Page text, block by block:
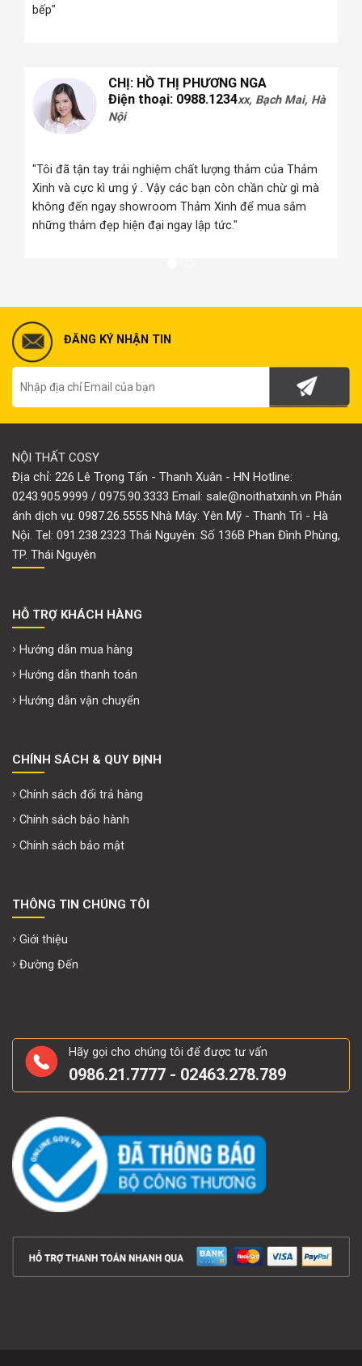
bếp"
CHỊ: HỒ THỊ PHƯƠNG NGA
Điện thoại: 0988.1234xx, Bạch Mai, Hà
Nội
"Tôi đã tận tay trải nghiệm chất lượng thảm của Thảm
Xinh và cực kì ưng ý . Vậy các bạn còn chần chừ gì mà
không đến ngay showroom Thảm Xinh để mua sắm
những thảm đẹp hiện đại ngay lập tức."
ĐĂNG KÝ NHẬN TIN
NỘI THẤT COSY
Địa chỉ: 226 Lê Trọng Tấn - Thanh Xuân - HN Hotline:
0243.905.9999 / 0975.90.3333 Email: sale@noithatxinh.vn Phản
ánh dịch vụ: 0987.26.5555 Nhà Máy: Yên Mỹ - Thanh Trì - Hà
Nội. Tel: 091.238.2323 Thái Nguyên: Số 136B Phan Đình Phùng,
TP. Thái Nguyên
HỖ TRỢ KHÁCH HÀNG
Hướng dẫn mua hàng
Hướng dẫn thanh toán
Hướng dẫn vận chuyển
CHÍNH SÁCH & QUY ĐỊNH
Chính sách đổi trả hàng
Chính sách bảo hành
Chính sách bảo mật
THÔNG TIN CHÚNG TÔI
Giới thiệu
Đường Đến
Hãy gọi cho chúng tôi để được tư vấn
0986.21.7777 - 02463.278.789